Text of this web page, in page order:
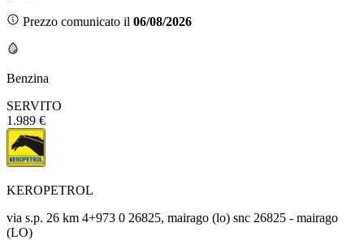
Prezzo comunicato il 06/08/2026
Benzina
SERVITO
1.989 €
KEROPETROL
via s.p. 26 km 4+973 0 26825, mairago (lo) snc 26825 - mairago
(LO)